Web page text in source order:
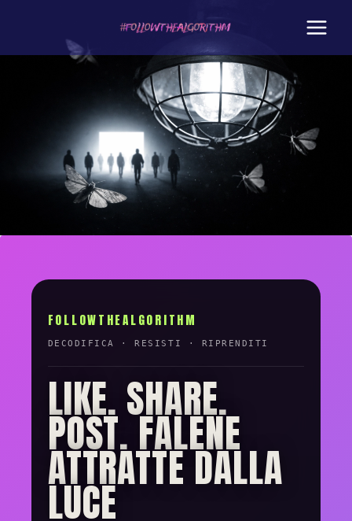
FOLLOWTHEALGORITHM
DECODIFICA · RESISTI · RIPRENDITI
LIKE. SHARE.
POST. FALENE
ATTRATTE DALLA
LUCE